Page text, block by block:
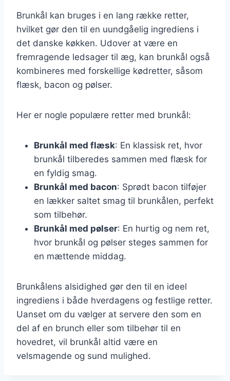
Brunkål kan bruges i en lang række retter,
hvilket gør den til en uundgåelig ingrediens i
det danske køkken. Udover at være en
fremragende ledsager til æg, kan brunkål også
kombineres med forskellige kødretter, såsom
flæsk, bacon og pølser.
Her er nogle populære retter med brunkål:
Brunkål med flæsk: En klassisk ret, hvor
brunkål tilberedes sammen med flæsk for
en fyldig smag.
Brunkål med bacon: Sprødt bacon tilføjer
en lækker saltet smag til brunkålen, perfekt
som tilbehør.
Brunkål med pølser: En hurtig og nem ret,
hvor brunkål og pølser steges sammen for
en mættende middag.
Brunkålens alsidighed gør den til en ideel
ingrediens i både hverdagens og festlige retter.
Uanset om du vælger at servere den som en
del af en brunch eller som tilbehør til en
hovedret, vil brunkål altid være en
velsmagende og sund mulighed.